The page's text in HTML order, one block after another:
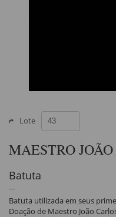
Lote
MAESTRO
Batuta
Batuta utilizada em seus
Doação de Maestro João